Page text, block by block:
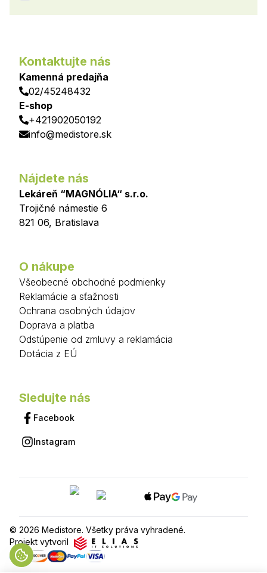
Kontaktujte nás
Kamenná predajňa
02/45248432
E-shop
+421902050192
info@medistore.sk
Nájdete nás
Lekáreň “MAGNÓLIA“ s.r.o.
Trojičné námestie 6
821 06, Bratislava
O nákupe
Všeobecné obchodné podmienky
Reklamácie a sťažnosti
Ochrana osobných údajov
Doprava a platba
Odstúpenie od zmluvy a reklamácia
Dotácia z EÚ
Sledujte nás
Facebook
Instagram
© 2026 Medistore. Všetky práva vyhradené.
Projekt vytvoril